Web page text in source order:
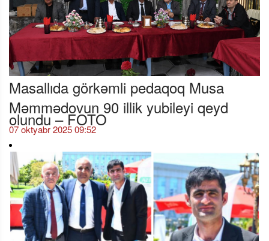
Masallıda görkəmli pedaqoq Musa
Məmmədovun 90 illik yubileyi qeyd
olundu – FOTO
07 oktyabr 2025 09:52